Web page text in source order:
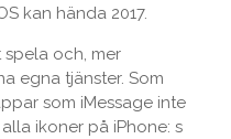
kan hända 2017.
och, mer
egna tjänster. Som
som iMessage inte
ikoner på iPhone: s